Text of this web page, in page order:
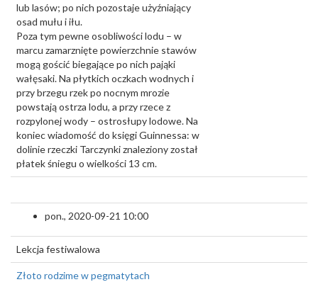
lub lasów; po nich pozostaje użyźniający
osad mułu i iłu.
Poza tym pewne osobliwości lodu – w
marcu zamarznięte powierzchnie stawów
mogą gościć biegające po nich pająki
wałęsaki. Na płytkich oczkach wodnych i
przy brzegu rzek po nocnym mrozie
powstają ostrza lodu, a przy rzece z
rozpylonej wody – ostrosłupy lodowe. Na
koniec wiadomość do księgi Guinnessa: w
dolinie rzeczki Tarczynki znaleziony został
płatek śniegu o wielkości 13 cm.
pon., 2020-09-21 10:00
Lekcja festiwalowa
Złoto rodzime w pegmatytach